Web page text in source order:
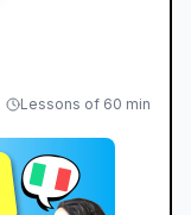
Lessons of 60 min